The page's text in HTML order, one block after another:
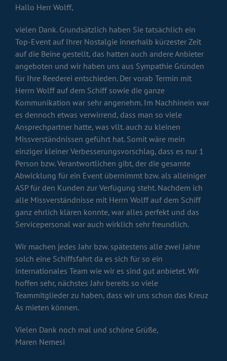
Hallo Herr Wolff,
vielen Dank. Grundsätzlich haben Sie tatsächlich ein
Top-Event auf Ihrer Nostalgie innerhalb kürzester Zeit
auf die Beine gestellt, das hatten auch andere Anbieter
angeboten und wir haben uns aus Sympathie Gründen
für Ihre Reederei entschieden. Der vorab Termin mit
Herrn Wolff auf dem Schiff sowie die ganze
Kommunikation war sehr angenehm. Im Nachhinein war
es dennoch etwas verwirrend, dass man so viele
Ansprechpartner hatte, was vllt. auch zu kleinen
Missverständnissen geführt hat. Somit wäre mein
einziger kleiner Verbesserungsvorschlag, dass es nur 1
Person bzw. Verantwortlichen gibt, der die gesamte
Abwicklung für ein Event übernimmt bzw. als alleiniger
ASP für den Kunden zur Verfügung steht. Nachdem ich
alle Missverständnisse mit Herrn Wolff auf dem Schiff
ganz ehrlich klären konnte, war alles perfekt und das
Servicepersonal war auch wirklich sehr freundlich.
Wir machen jedes Jahr bzw. spätestens alle zwei Jahre
solch eine Schiffsfahrt da es sich für so ein
internationales Team wie wir es sind gut anbietet. Wir
hoffen sehr, nächstes Jahr bereits so viele
Teammitglieder zu haben, dass wir uns schon das Kreuz
As mieten können.
Vielen Dank noch mal und schöne Grüße,
Maren Nemesi